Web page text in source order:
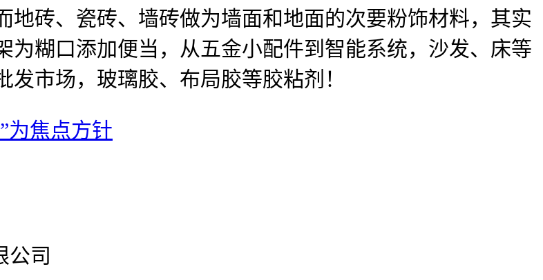
地砖、瓷砖、墙砖做为墙面和地面的次要粉饰材料，其实
为糊口添加便当，从五金小配件到智能系统，沙发、床等
市场，玻璃胶、布局胶等胶粘剂！
为焦点方针
公司